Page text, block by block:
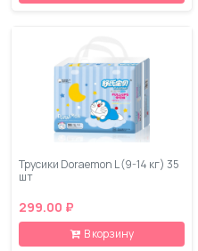
Трусики Doraemon L (9-14 кг) 35
шт
299.00 ₽
В корзину